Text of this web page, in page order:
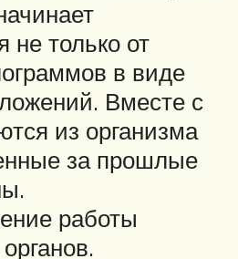
не только от
в виде
Вместе с
из организма
за прошлые
работы